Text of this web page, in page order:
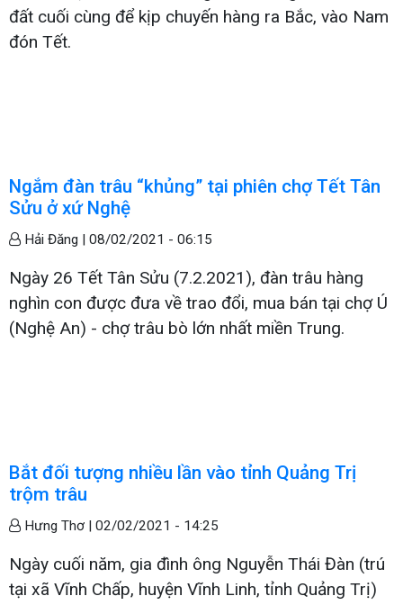
đất cuối cùng để kịp chuyến hàng ra Bắc, vào Nam
đón Tết.
Ngắm đàn trâu “khủng” tại phiên chợ Tết Tân
Sửu ở xứ Nghệ
Hải Đăng | 08/02/2021 - 06:15
Ngày 26 Tết Tân Sửu (7.2.2021), đàn trâu hàng
nghìn con được đưa về trao đổi, mua bán tại chợ Ú
(Nghệ An) - chợ trâu bò lớn nhất miền Trung.
Bắt đối tượng nhiều lần vào tỉnh Quảng Trị
trộm trâu
Hưng Thơ | 02/02/2021 - 14:25
Ngày cuối năm, gia đình ông Nguyễn Thái Đàn (trú
tại xã Vĩnh Chấp, huyện Vĩnh Linh, tỉnh Quảng Trị)